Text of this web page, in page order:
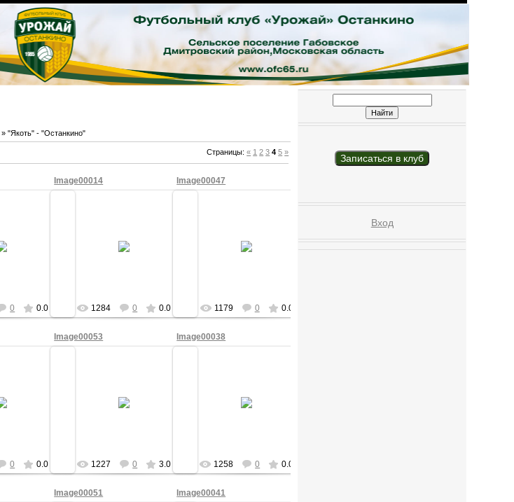
» "Якоть" - "Останкино"
Страницы:« 1 2 3 4 5 »
0 0.0
Image00014
1284 0 0.0
Image00047
1179 0 0.0
0 0.0
Image00053
1227 0 3.0
Image00038
1258 0 0.0
Image00051 Image00041
Записаться в клуб
Вход